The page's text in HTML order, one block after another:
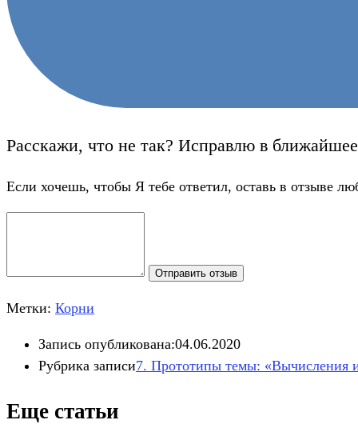
Расскажи, что не так? Исправлю в
Если хочешь, чтобы Я тебе ответил, оставь в отзыве
Отправить отзыв
Метки: Корни
Запись опубликована:04.06.2020
Рубрика записи7. Прототипы темы: «Вычисления
Еще статьи